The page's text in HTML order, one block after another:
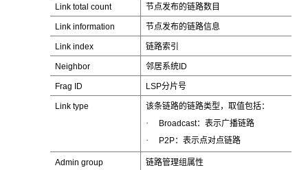
Link total count 节点发布的链路数目
Link information 节点发布的链路信息
Link index 链路索引
Neighbor 邻居系统ID
Frag ID LSP分片号
Link type 该条链路的链路类型，取值包括：
· Broadcast：表示广播链路
· P2P：表示点对点链路
Admin group 链路管理组属性